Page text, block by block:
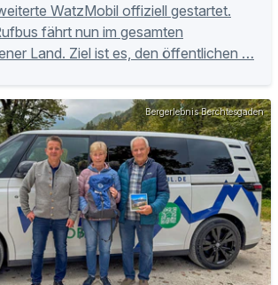
WatzMobil offiziell gestartet.
fährt nun im gesamten
Land. Ziel ist es, den öffentlichen …
Bergerlebnis Berchtesgaden